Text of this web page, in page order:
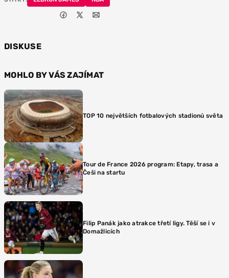
DISKUSE
MOHLO BY VÁS ZAJÍMAT
TOP 10 největších fotbalových stadionů světa
Tour de France 2026 program: Etapy, trasa a
Češi na startu
Filip Panák jako atrakce třetí ligy. Těší se i v
Domažlicích